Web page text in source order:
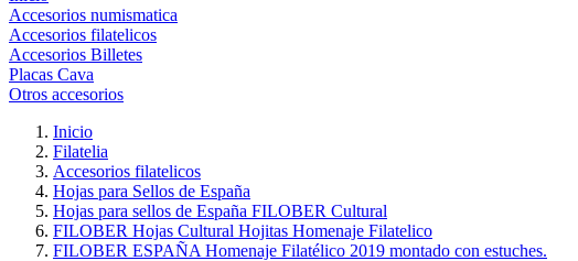
Accesorios numismatica
Accesorios filatelicos
Accesorios Billetes
Placas Cava
Otros accesorios
Inicio
Filatelia
Accesorios filatelicos
Hojas para Sellos de España
Hojas para sellos de España FILOBER Cultural
FILOBER Hojas Cultural Hojitas Homenaje Filatelico
FILOBER ESPAÑA Homenaje Filatélico 2019 montado con estuches.